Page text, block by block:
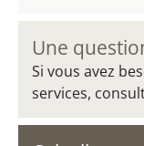
Une
Si vous avez
services,